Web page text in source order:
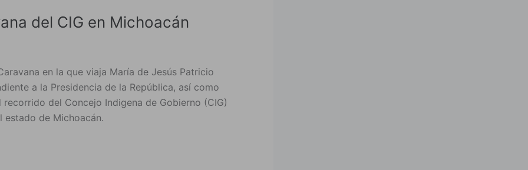
del CIG en Michoacán
en la que viaja María de Jesús Patricio
a la Presidencia de la República, así como
del Concejo Indigena de Gobierno (CIG)
de Michoacán.